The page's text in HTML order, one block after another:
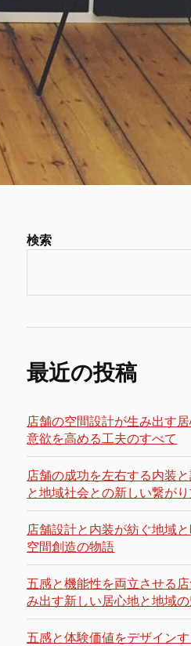
検索
最近の投稿
店舗の空間設計が生み出す
意欲を高める工夫のすべて
店舗の成功を左右する内装
と地域社会との新しい繋が
店舗設計と内装が紡ぐ地域
空間創造の物語
五感と機能性を両立させる
み出す新しい居心地と地域の
五感と体験価値をデザイン